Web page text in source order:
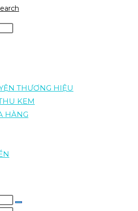
THƯƠNG HIỆU
KEM
HÀNG